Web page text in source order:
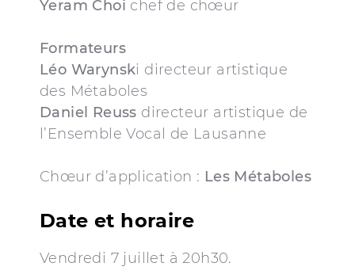
Yeram Choi chef de chœur
Formateurs
Léo Warynski directeur artistique
des Métaboles
Daniel Reuss directeur artistique de
l’Ensemble Vocal de Lausanne
Chœur d’application : Les Métaboles
Date et horaire
Vendredi 7 juillet à 20h30.